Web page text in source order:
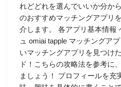
れどどれを選んでいいか分か
のおすすめマッチングアプリ
介します。 各アプリ基本情報
ュ omiai tapple マッチングア
いマッチングアプリを見つけ
ド！こちらの攻略法を参考に
ましょう！ プロフィールを充